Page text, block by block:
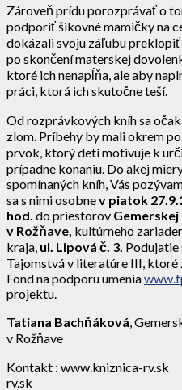
Zároveň prídu porozprávať o
podporiť šikovné mamičky na
dokázali svoju záľubu
po skončení materskej
ktoré ich nenapĺňa, ale aby
práci, ktorá ich skutočne teší.
Od rozprávkových kníh sa
zlom. Príbehy by mali okrem
prvok, ktorý deti motivuje k
prípadne konaniu. Do akej
spomínaných kníh, Vás
sa s nimi osobnev piatok
hod. do priestorov Gemerskej
v Rožňave, kultúrneho
kraja, ul. Lipová č. 3. Podujatie
Tajomstvá v literatúre III,
Fond na podporu umenia
projektu.
Tatiana Bachňáková ,
v Rožňave
Kontakt : www.kniznica-rv.sk
rv.sk